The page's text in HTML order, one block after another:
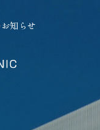
知らせ